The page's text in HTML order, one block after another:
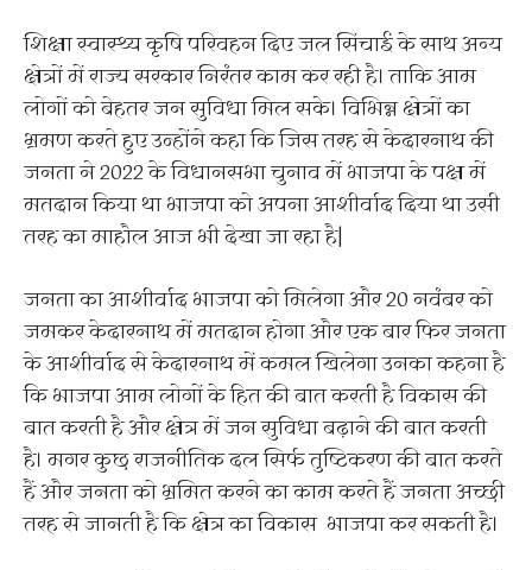
शिक्षा स्वास्थ्य कृषि परिवहन दिए जल सिंचाई के साथ अन्य
क्षेत्रों में राज्य सरकार निरंतर काम कर रही है। ताकि आम
लोगों को बेहतर जन सुविधा मिल सके। विभिन्न क्षेत्रों का
भ्रमण करते हुए उन्होंने कहा कि जिस तरह से केदारनाथ की
जनता ने 2022 के विधानसभा चुनाव में भाजपा के पक्ष में
मतदान किया था भाजपा को अपना आशीर्वाद दिया था उसी
तरह का माहौल आज भी देखा जा रहा है|
जनता का आशीर्वाद भाजपा को मिलेगा और 20 नवंबर को
जमकर केदारनाथ में मतदान होगा और एक बार फिर जनता
के आशीर्वाद से केदारनाथ में कमल खिलेगा उनका कहना है
कि भाजपा आम लोगों के हित की बात करती है विकास की
बात करती है और क्षेत्र में जन सुविधा बढ़ाने की बात करती
है। मगर कुछ राजनीतिक दल सिर्फ तुष्टिकरण की बात करते
हैं और जनता को भ्रमित करने का काम करते हैं जनता अच्छी
तरह से जानती है कि क्षेत्र का विकास भाजपा कर सकती है।